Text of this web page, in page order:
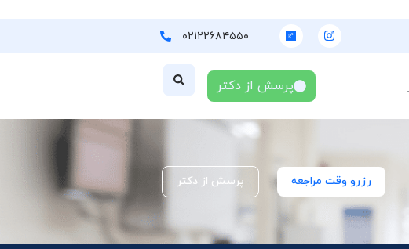
۰۲۱۲۲۶۸۴۵۵۰
پرسش از دکتر
رزرو وقت مراجعه پرسش از دکتر